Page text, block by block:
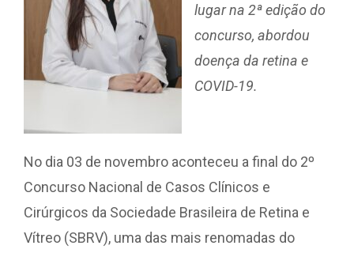
lugar na 2ª edição do
concurso, abordou
doença da retina e
COVID-19.
No dia 03 de novembro aconteceu a final do 2º
Concurso Nacional de Casos Clínicos e
Cirúrgicos da Sociedade Brasileira de Retina e
Vítreo (SBRV), uma das mais renomadas do